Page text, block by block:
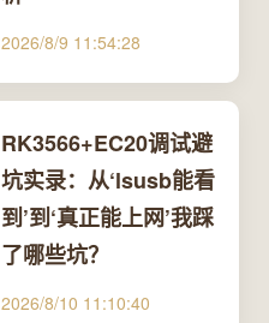
2026/8/9 11:54:28
RK3566+EC20调试避
坑实录：从‘lsusb能看
到’到‘真正能上网’我踩
了哪些坑？
2026/8/10 11:10:40